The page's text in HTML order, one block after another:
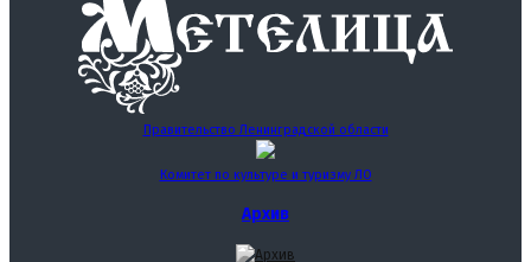
Правительство Ленинградской области
Комитет по культуре и туризму ЛО
Архив